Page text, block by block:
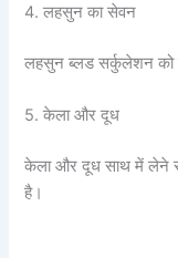
4. लहसुन का सेवन
लहसुन ब्लड सर्कुलेशन को
5. केला और दूध
केला और दूध साथ में लेने से
है।